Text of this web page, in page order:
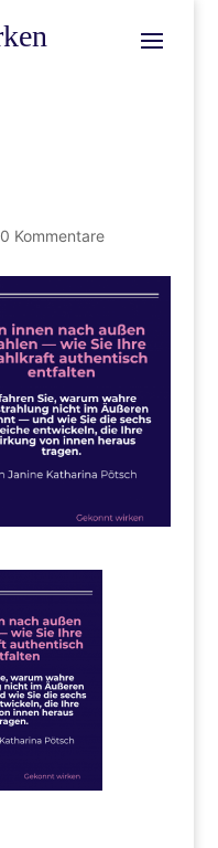
0 Kommentare